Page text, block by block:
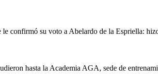
confirmó su voto a Abelardo de la Espriella:
hasta la Academia AGA, sede de